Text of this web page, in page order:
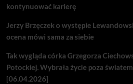
kontynuować karierę
Jerzy Brzęczek o występie
ocena mówi sama za siebie
Tak wygląda córka Grzegorza
Potockiej. Wybrała życie poza
[06.04.2026]